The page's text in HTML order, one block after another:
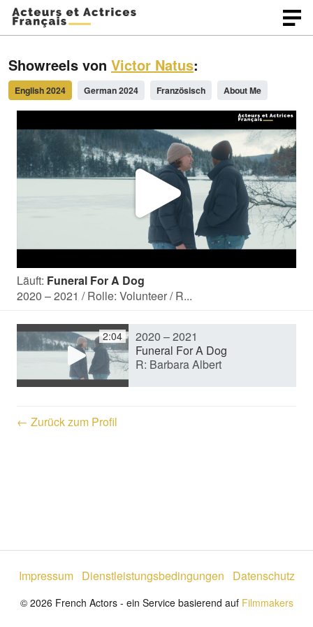
Showreels von Victor Natus:
English 2024 German 2024 Französisch About Me
V
i
d
e
s
p
Läuft: Funeral For A Dog
2020 – 2021 / Rolle: Volunteer / R...
2:04
2020 – 2021
Funeral For A Dog
R: Barbara Albert
← Zurück zum Profil
Impressum Dienstleistungsbedingungen Datenschutz
© 2026 French Actors - ein Service basierend auf Filmmakers